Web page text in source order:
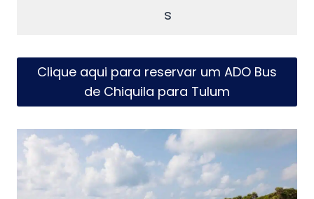
s
Clique aqui para reservar um ADO Bus
de Chiquila para Tulum